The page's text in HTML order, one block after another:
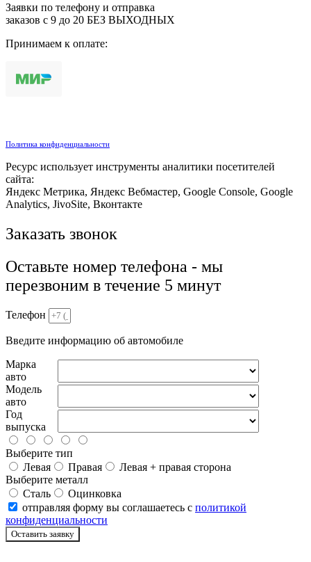
Заявки по телефону и отправка
заказов с 9 до 20 БЕЗ ВЫХОДНЫХ
Принимаем к оплате:
Политика конфиденциальности
Ресурс использует инструменты аналитики посетителей
сайта:
Яндекс Метрика, Яндекс Вебмастер, Google Console, Google
Analytics, JivoSite, Вконтакте
Заказать звонок
Оставьте номер телефона - мы
перезвоним в течение 5 минут
Телефон
Введите информацию об автомобиле
Марка
авто
Модель
авто
Год
выпуска
Выберите тип
Левая
Правая
Левая + правая сторона
Выберите металл
Сталь
Оцинковка
отправляя форму вы соглашаетесь с политикой
конфиденциальности
Оставить заявку